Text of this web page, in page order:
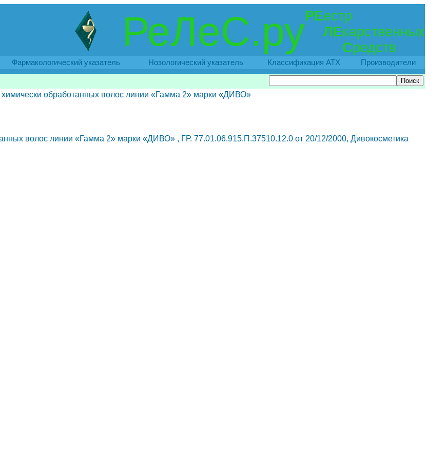
РеЛеС.руРЕестр
ЛЕкарственных
Средств
Фармакологический указатель Нозологический указатель Классификация АТХ Производители
обработанных волос линии «Гамма 2» марки «ДИВО»
волос линии «Гамма 2» марки «ДИВО» , ГР. 77.01.06.915.П.37510.12.0 от 20/12/2000, Дивокосметика